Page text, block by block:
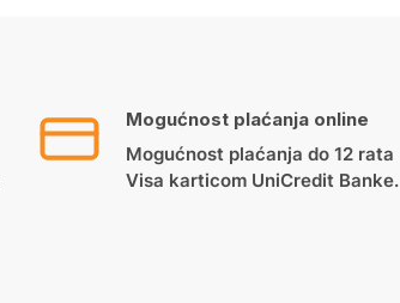
Mogućnost plaćanja online
Mogućnost plaćanja do 12 rata
Visa karticom UniCredit Banke.